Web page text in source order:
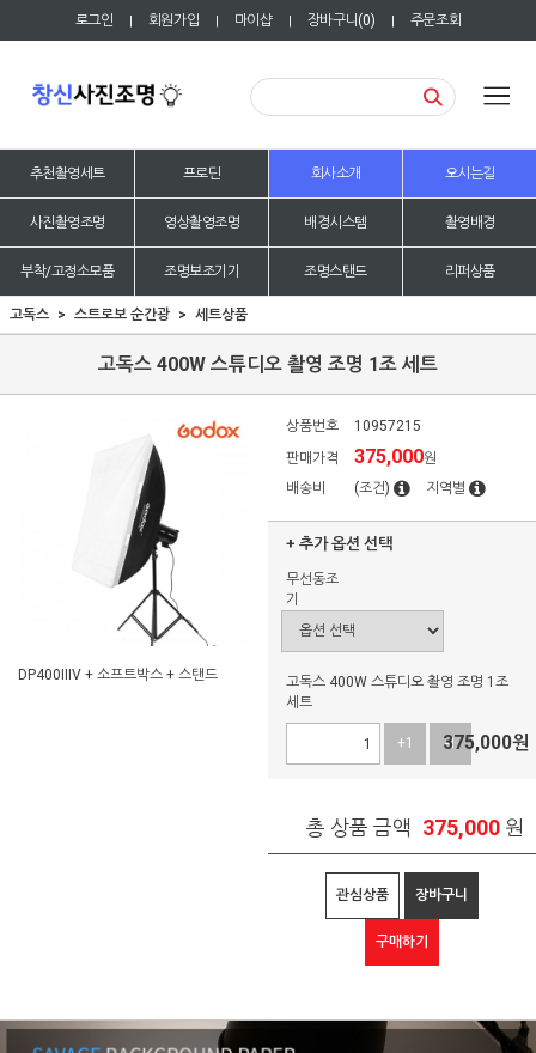
로그인 | 회원가입 | 마이샵 | 장바구니(0) | 주문조회
추천촬영세트 프로딘 회사소개 오시는길
사진촬영조명 영상촬영조명 배경시스템 촬영배경
부착/고정소모품 조명보조기기 조명스탠드 리퍼상품
고독스 스트로보 순간광 세트상품
고독스 400W 스튜디오 촬영 조명 1조 세트
DP400IIIV + 소프트박스 + 스탠드
상품번호
10957215
판매가격
375,000원
배송비
(조건) 지역별
+ 추가 옵션 선택
무선동조
기
고독스 400W 스튜디오 촬영 조명 1조
세트
+1 -1
375,000원
총 상품 금액 375,000 원
관심상품 장바구니
구매하기